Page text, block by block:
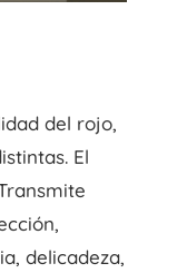
del rojo,
El
delicadeza,